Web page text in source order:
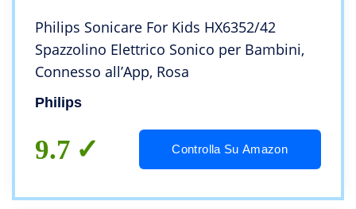
Philips Sonicare For Kids HX6352/42
Spazzolino Elettrico Sonico per Bambini,
Connesso all’App, Rosa
Philips
9.7 Controlla Su Amazon